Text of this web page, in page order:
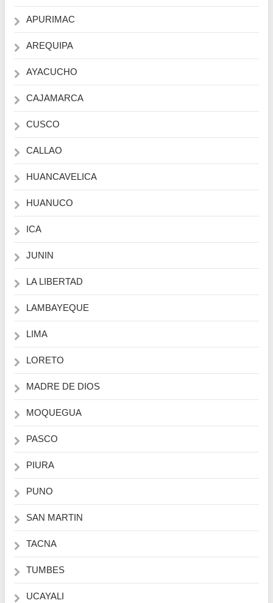
APURIMAC
AREQUIPA
AYACUCHO
CAJAMARCA
CUSCO
CALLAO
HUANCAVELICA
HUANUCO
ICA
JUNIN
LA LIBERTAD
LAMBAYEQUE
LIMA
LORETO
MADRE DE DIOS
MOQUEGUA
PASCO
PIURA
PUNO
SAN MARTIN
TACNA
TUMBES
UCAYALI